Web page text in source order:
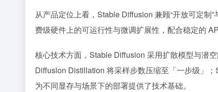
从产品定位上看，Stable Diffusion 兼顾“开放可定制
费级硬件上的可运行性与微调扩展性，配合稳定的
核心技术方面，Stable Diffusion 采用扩散模型与潜
Diffusion Distillation 将采样步数压缩至「一步级」
为不同显存与场景下的部署提供了技术基础。